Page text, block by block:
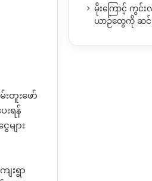
းတူးဖော်
းရန်
ျား
းရွာ
မိုးကြောင့် ကွင်
ယာဉ်တွေကို ဆင်